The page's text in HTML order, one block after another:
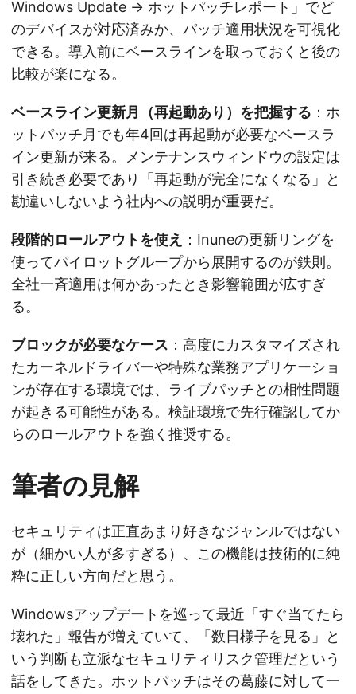
Windows Update → ホットパッチレポート」でど
のデバイスが対応済みか、パッチ適用状況を可視化
できる。導入前にベースラインを取っておくと後の
比較が楽になる。
ベースライン更新月（再起動あり）を把握する ：ホ
ットパッチ月でも年4回は再起動が必要なベースラ
イン更新が来る。メンテナンスウィンドウの設定は
引き続き必要であり「再起動が完全になくなる」と
勘違いしないよう社内への説明が重要だ。
段階的ロールアウトを使え
：Inuneの更新リングを
使ってパイロットグループから展開するのが鉄則。
全社一斉適用は何かあったとき影響範囲が広すぎ
る。
ブロックが必要なケース ：高度にカスタマイズされ
たカーネルドライバーや特殊な業務アプリケーショ
ンが存在する環境では、ライブパッチとの相性問題
が起きる可能性がある。検証環境で先行確認してか
らのロールアウトを強く推奨する。
筆者の見解
セキュリティは正直あまり好きなジャンルではない
が（細かい人が多すぎる）、この機能は技術的に純
粋に正しい方向だと思う。
Windowsアップデートを巡って最近「すぐ当てたら
壊れた」報告が増えていて、「数日様子を見る」と
いう判断も立派なセキュリティリスク管理だという
話をしてきた。ホットパッチはその葛藤に対して一